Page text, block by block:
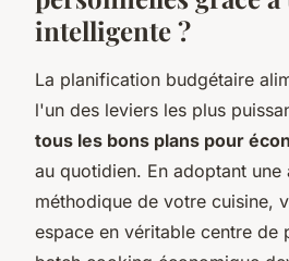
intelligente ?
La planification budgétaire
l'un des leviers les plus
tous les bons plans pour
au quotidien. En adoptant une
méthodique de votre cuisine,
espace en véritable centre de